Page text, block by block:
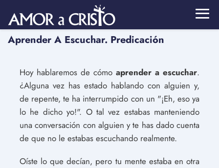
Aprender A Escuchar. Predicación
Hoy hablaremos de cómo aprender a escuchar.
¿Alguna vez has estado hablando con alguien y,
de repente, te ha interrumpido con un "¡Eh, eso ya
lo he dicho yo!". O tal vez estabas manteniendo
una conversación con alguien y te has dado cuenta
de que no le estabas escuchando realmente.
Oíste lo que decían, pero tu mente estaba en otra